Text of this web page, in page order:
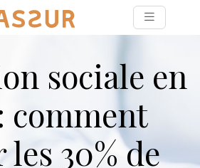
sociale en
comment
30% de